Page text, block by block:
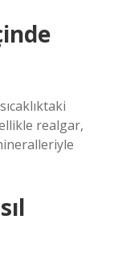
realgar,